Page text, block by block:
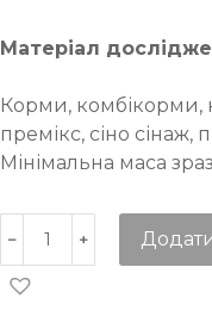
Матеріал
Корми, комбікорми,
премікс, сіно
Мінімальна маса